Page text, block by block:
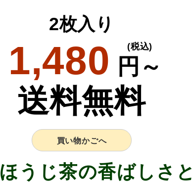
2枚入り
1,480 円～
(税込)
送料無料
買い物かごへ
ほうじ茶の香ばしさと